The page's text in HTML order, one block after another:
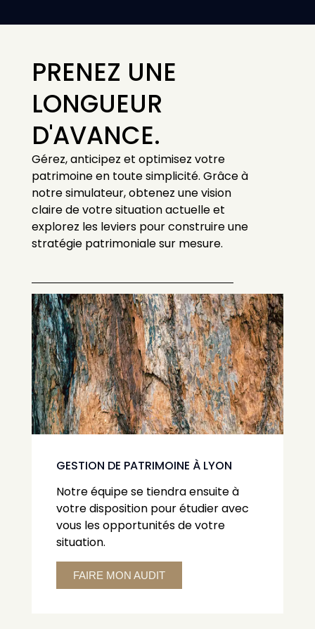
PRENEZ UNE
LONGUEUR
D'AVANCE.
Gérez, anticipez et optimisez votre
patrimoine en toute simplicité. Grâce à
notre simulateur, obtenez une vision
claire de votre situation actuelle et
explorez les leviers pour construire une
stratégie patrimoniale sur mesure.
GESTION DE PATRIMOINE À LYON
Notre équipe se tiendra ensuite à
votre disposition pour étudier avec
vous les opportunités de votre
situation.
FAIRE MON AUDIT